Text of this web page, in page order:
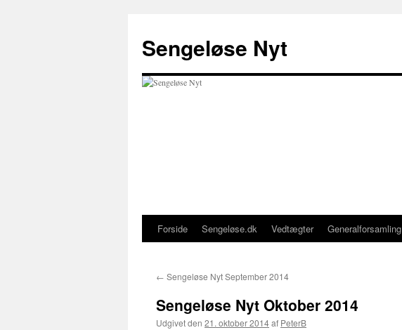
indhold
Sengeløse Nyt
Forside Sengeløse.dk Vedtægter Generalforsamling
← Sengeløse Nyt September 2014
Sengeløse Nyt Oktober 2014
Udgivet den 21. oktober 2014af PeterB